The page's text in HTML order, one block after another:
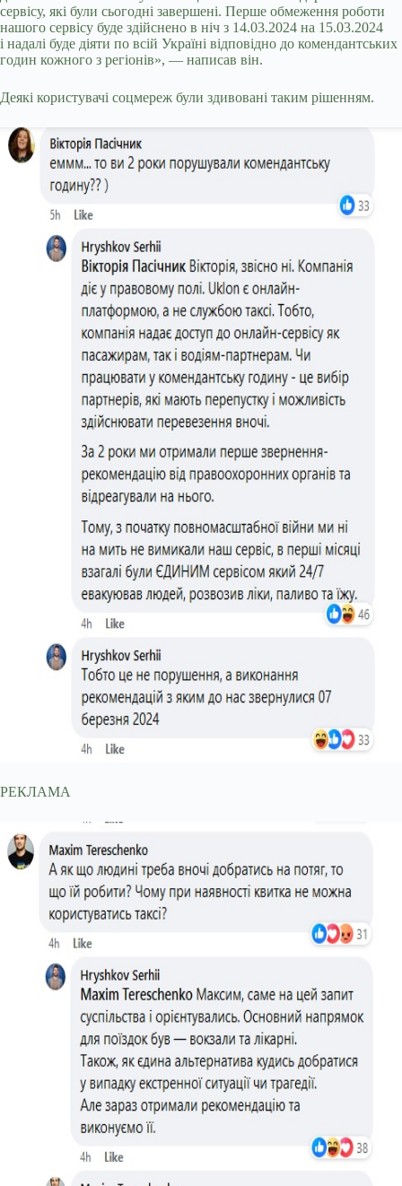
сервісу, які були сьогодні завершені. Перше обмеження роботи
нашого сервісу буде здійснено в ніч з 14.03.2024 на 15.03.2024
і надалі буде діяти по всій Україні відповідно до комендантських
годин кожного з регіонів», — написав він.
Деякі користувачі соцмереж були здивовані таким рішенням.
РЕКЛАМА